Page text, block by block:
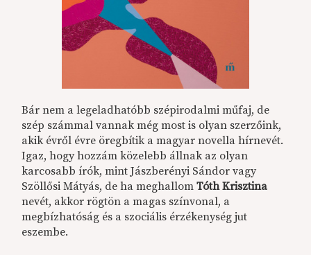
Bár nem a legeladhatóbb szépirodalmi műfaj, de
szép számmal vannak még most is olyan szerzőink,
akik évről évre öregbítik a magyar novella hírnevét.
Igaz, hogy hozzám közelebb állnak az olyan
karcosabb írók, mint Jászberényi Sándor vagy
Szöllősi Mátyás, de ha meghallomTóth Krisztina
nevét, akkor rögtön a magas színvonal, a
megbízhatóság és a szociális érzékenység jut
eszembe.